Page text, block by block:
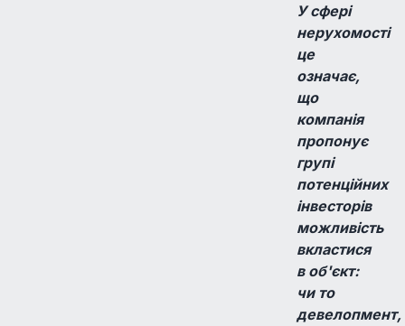
У сфері
нерухомості
це
означає,
що
компанія
пропонує
групі
потенційних
інвесторів
можливість
вкластися
в об'єкт:
чи то
девелопмент,